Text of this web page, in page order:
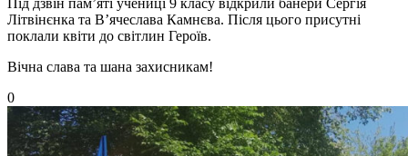
Під дзвін пам’яті учениці 9 класу відкрили банери Сергія
Літвінєнка та В’ячеслава Камнєва. Після цього присутні
поклали квіти до світлин Героїв.
Вічна слава та шана захисникам!
0